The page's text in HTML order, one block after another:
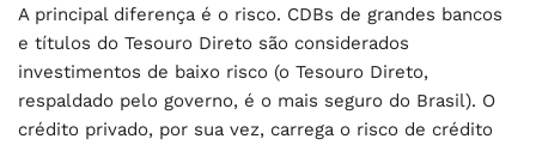
A principal diferença é o risco. CDBs de grandes bancos
e títulos do Tesouro Direto são considerados
investimentos de baixo risco (o Tesouro Direto,
respaldado pelo governo, é o mais seguro do Brasil). O
crédito privado, por sua vez, carrega o risco de crédito